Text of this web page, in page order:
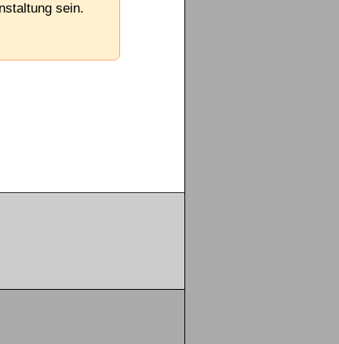
sein.